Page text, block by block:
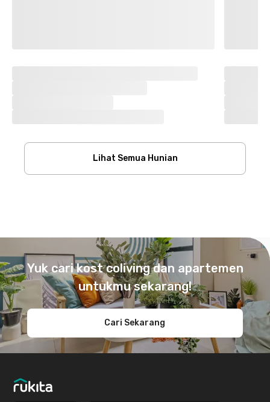
Lihat Semua Hunian
Yuk cari kost coliving dan apartemen
untukmu sekarang!
Cari Sekarang